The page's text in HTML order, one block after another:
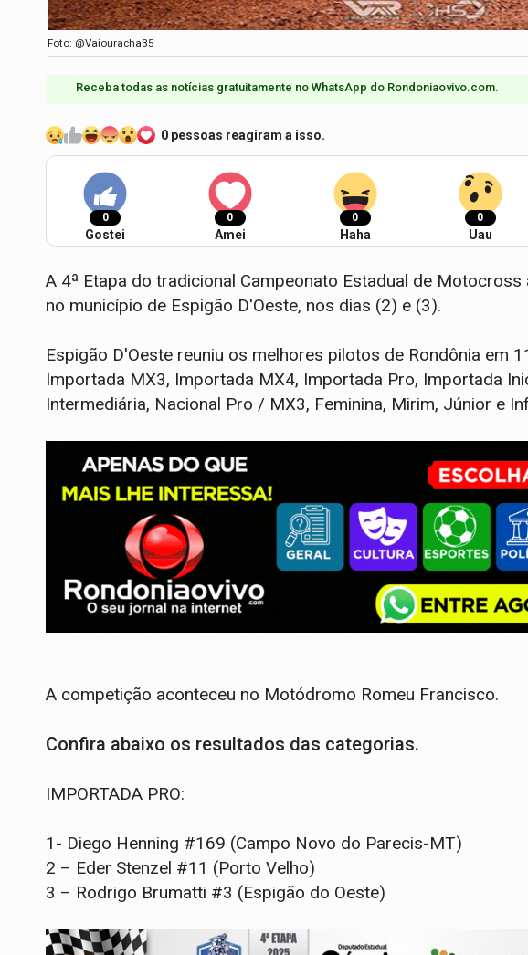
Foto: @Vaiouracha35
Receba todas as notícias gratuitamente no WhatsApp do Rondoniaovivo.com.​
0 pessoas reagiram a isso.
0
Gostei
0
Amei
0
Haha
0
Uau
A 4ª Etapa do tradicional Campeonato Estadual de
no município de Espigão D'Oeste, nos dias (2) e (3).
Espigão D'Oeste reuniu os melhores pilotos de Rondônia em
Importada MX3, Importada MX4, Importada Pro, Importada
Intermediária, Nacional Pro / MX3, Feminina, Mirim, Júnior e
A competição aconteceu no Motódromo Romeu Francisco.
Confira abaixo os resultados das categorias.
IMPORTADA PRO:
1- Diego Henning #169 (Campo Novo do Parecis-MT)
2 – Eder Stenzel #11 (Porto Velho)
3 – Rodrigo Brumatti #3 (Espigão do Oeste)